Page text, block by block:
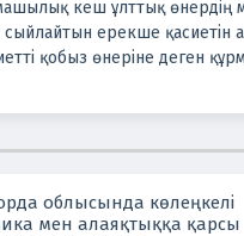
кеш ұлттық өнердің
ерекше қасиетін
қобыз өнеріне деген
облысында көлеңкелі
мен алаяқтыққа қарсы